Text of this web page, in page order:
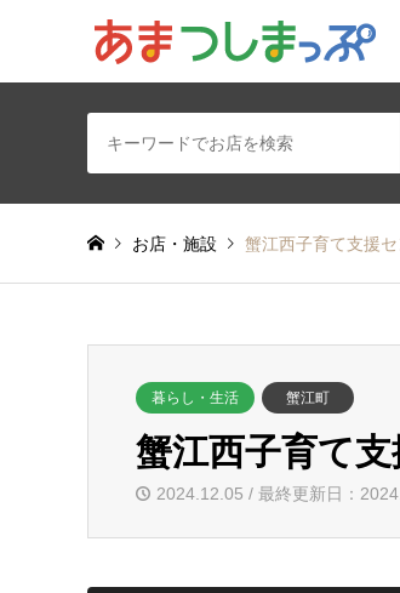
お店・施設 蟹江西子育て支援
暮らし・生活 蟹江町
蟹江西子育て
2024.12.05 / 最終更新日：